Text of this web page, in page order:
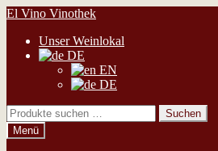
Zur
springen
Zum
springen
El Vino Vinothek
Unser Weinlokal
DE
EN
DE
Suchen
nach:
Suchen
Menü